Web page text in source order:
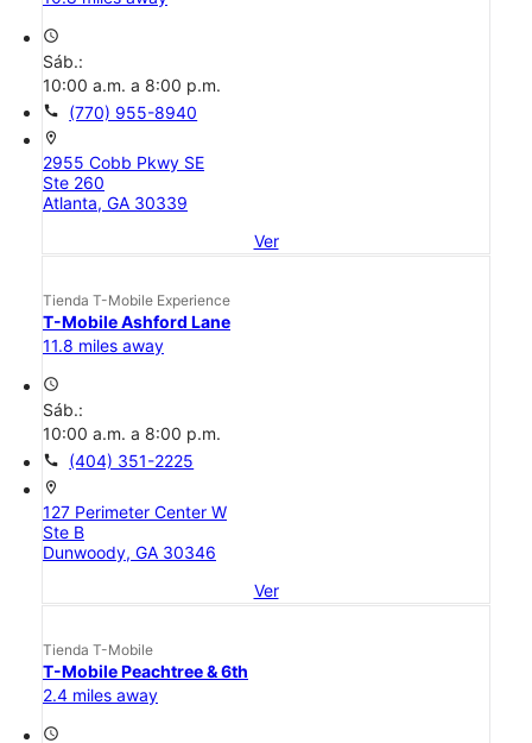
access_time
Sáb.:
10:00 a.m. a 8:00 p.m.
call (770) 955-8940
location_on
2955 Cobb Pkwy SE
Ste 260
Atlanta, GA 30339
Ver
Tienda T-Mobile Experience
T-Mobile Ashford Lane
11.8 miles away
access_time
Sáb.:
10:00 a.m. a 8:00 p.m.
call (404) 351-2225
location_on
127 Perimeter Center W
Ste B
Dunwoody, GA 30346
Ver
Tienda T-Mobile
T-Mobile Peachtree & 6th
2.4 miles away
access_time